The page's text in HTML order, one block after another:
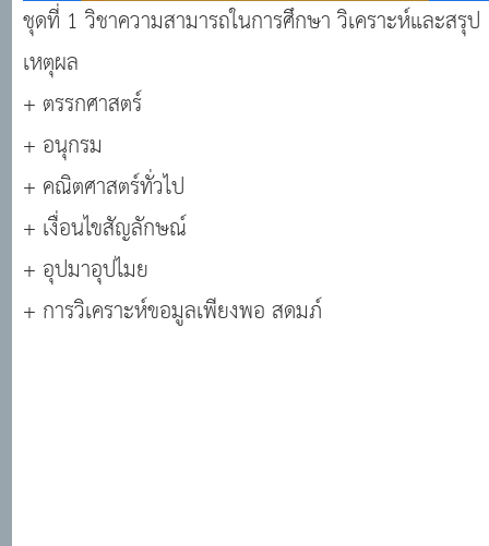
ชุดที่ 1 วิชาความสามารถในการศึกษา วิเคราะห์และสรุป
เหตุผล
+ ตรรกศาสตร์
+ อนุกรม
+ คณิตศาสตร์ทั่วไป
+ เงื่อนไขสัญลักษณ์
+ อุปมาอุปไมย
+ การวิเคราะห์ขอมูลเพียงพอ สดมภ์